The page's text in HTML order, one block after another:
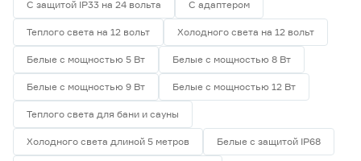
С защитой IP33 на 24 вольта С адаптером
Теплого света на 12 вольт Холодного света на 12 вольт
Белые с мощностью 5 Вт Белые с мощностью 8 Вт
Белые с мощностью 9 Вт Белые с мощностью 12 Вт
Теплого света для бани и сауны
Холодного света длиной 5 метров Белые с защитой IP68